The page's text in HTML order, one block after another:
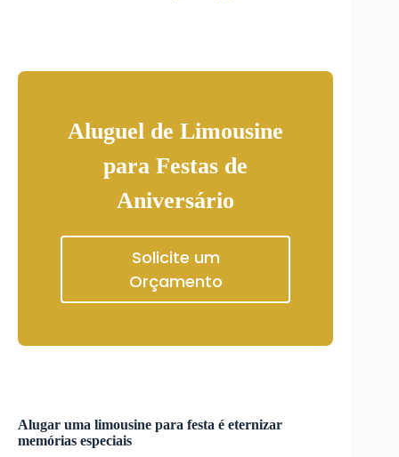
Aluguel de Limousine
para Festas de
Aniversário
Solicite um
Orçamento
Alugar uma limousine para festa é eternizar
memórias especiais